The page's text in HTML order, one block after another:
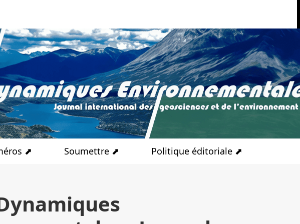
⬈ Soumettre ⬈ Politique éditoriale ⬈